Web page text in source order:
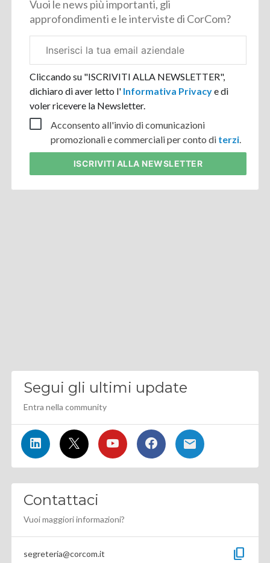
Vuoi le news più importanti, gli
approfondimenti e le interviste di CorCom?
aziendale
Cliccando su "ISCRIVITI ALLA NEWSLETTER",
dichiaro di aver letto l' Informativa Privacye di
voler ricevere la Newsletter.
Acconsento all'invio di comunicazioni
promozionali e commerciali per conto di terzi
ISCRIVITI ALLA NEWSLETTER
Segui gli ultimi update
Entra nella community
Contattaci
Vuoi maggiori informazioni?
segreteria@corcom.it content_copy